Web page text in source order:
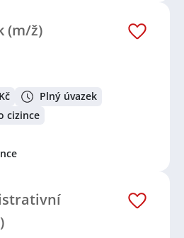
(m/ž)
Plný úvazek
cizince